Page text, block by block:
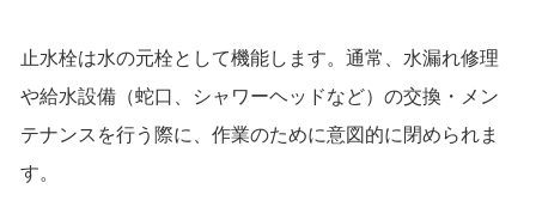
止水栓は水の元栓として機能します。通常、水漏れ修理
や給水設備（蛇口、シャワーヘッドなど）の交換・メン
テナンスを行う際に、作業のために意図的に閉められま
す。